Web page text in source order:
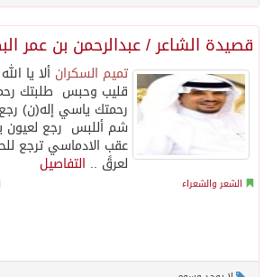
قصيدة الشاعر / عبدالرحمن بن عمر
تميم السكران ألا يا
قليب وحبس طلبتك
رحمتك ياسي إله(ن)
شم أللبس رجع لعيون
عقب الادماسي ترجع
لعرقً .. التفاصيل
الشعر والشعراء